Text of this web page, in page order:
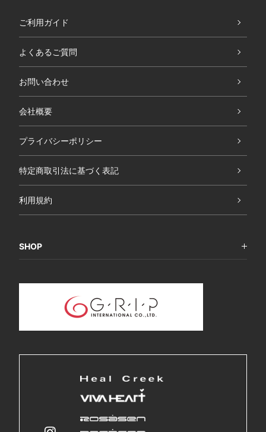
ご利用ガイド
よくあるご質問
お問い合わせ
会社概要
プライバシーポリシー
特定商取引法に基づく表記
利用規約
SHOP